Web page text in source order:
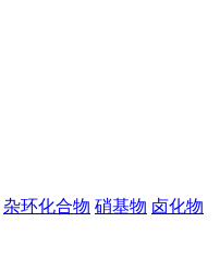
杂环化合物 硝基物 卤化物